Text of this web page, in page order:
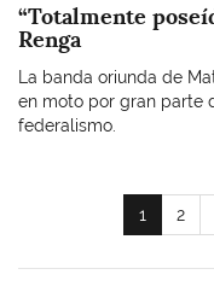
“Totalmente
Renga
La banda oriunda de
en moto por gran parte
federalismo.
Paginación
Página
actual
1 2